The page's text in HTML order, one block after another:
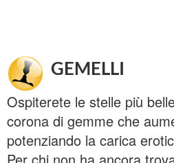
GEMELLI
Ospiterete le stelle più
corona di gemme che
potenziando la carica